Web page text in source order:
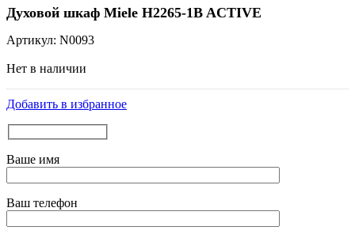
Духовой шкаф Miele H2265-1B ACTIVE
Артикул: N0093
Нет в наличии
Добавить в избранное
Ваше имя
Ваш телефон